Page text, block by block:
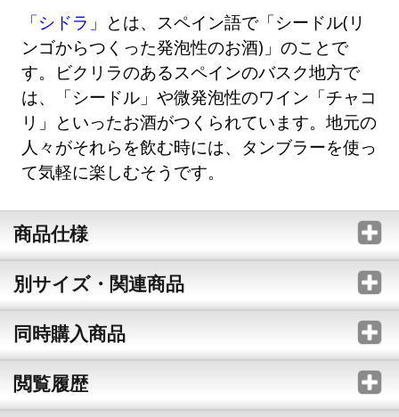
「シドラ」 とは、スペイン語で「シードル(リ
ンゴからつくった発泡性のお酒)」のことで
す。ビクリラのあるスペインのバスク地方で
は、「シードル」や微発泡性のワイン「チャコ
リ」といったお酒がつくられています。地元の
人々がそれらを飲む時には、タンブラーを使っ
て気軽に楽しむそうです。
商品仕様
別サイズ・関連商品
同時購入商品
閲覧履歴